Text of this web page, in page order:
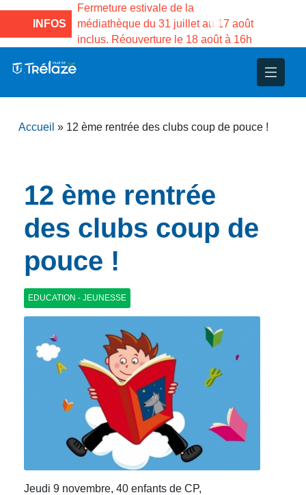
INFOS
la Maison des
de Gama du
Fermeture estivale de la
médiathèque du 31 juillet au 17 août
inclus. Réouverture le 18 août à 16h
et d’animations
Projets
Accueil » 12 ème rentrée des clubs coup de pouce !
12 ème rentrée
des clubs coup de
pouce !
EDUCATION - JEUNESSE
Jeudi 9 novembre, 40 enfants de CP,